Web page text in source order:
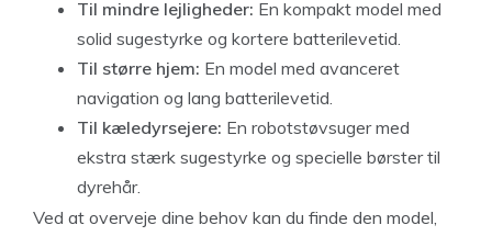
Til mindre lejligheder: En kompakt model med
solid sugestyrke og kortere batterilevetid.
Til større hjem: En model med avanceret
navigation og lang batterilevetid.
Til kæledyrsejere: En robotstøvsuger med
ekstra stærk sugestyrke og specielle børster til
dyrehår.
Ved at overveje dine behov kan du finde den model,